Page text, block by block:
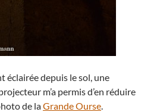
éclairée depuis le sol, une
m’a permis d’en réduire
de laGrande Ourse.